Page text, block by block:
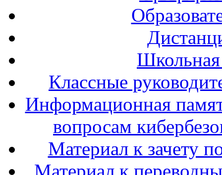
Классные
Информационная
вопросам
Материал к зачету